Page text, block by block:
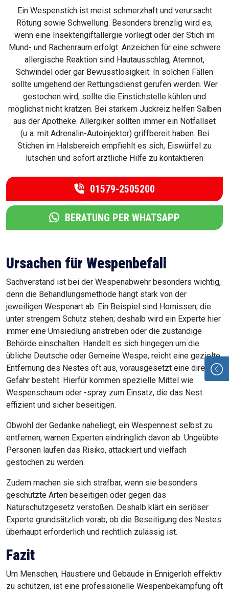
Ein Wespenstich ist meist schmerzhaft und verursacht
Rötung sowie Schwellung. Besonders brenzlig wird es,
wenn eine Insektengiftallergie vorliegt oder der Stich im
Mund- und Rachenraum erfolgt. Anzeichen für eine schwere
allergische Reaktion sind Hautausschlag, Atemnot,
Schwindel oder gar Bewusstlosigkeit. In solchen Fällen
sollte umgehend der Rettungsdienst gerufen werden. Wer
gestochen wird, sollte die Einstichstelle kühlen und
möglichst nicht kratzen. Bei starkem Juckreiz helfen Salben
aus der Apotheke. Allergiker sollten immer ein Notfallset
(u. a. mit Adrenalin-Autoinjektor) griffbereit haben. Bei
Stichen im Halsbereich empfiehlt es sich, Eiswürfel zu
lutschen und sofort ärztliche Hilfe zu kontaktieren
01579-2505200
BERATUNG PER WHATSAPP
Ursachen für Wespenbefall
Sachverstand ist bei der Wespenabwehr besonders wichtig,
denn die Behandlungsmethode hängt stark von der
jeweiligen Wespenart ab. Ein Beispiel sind Hornissen, die
unter strengem Schutz stehen; deshalb wird ein Experte hier
immer eine Umsiedlung anstreben oder die zuständige
Behörde einschalten. Handelt es sich hingegen um die
übliche Deutsche oder Gemeine Wespe, reicht eine gezielte
Entfernung des Nestes oft aus, vorausgesetzt eine direkte
Gefahr besteht. Hierfür kommen spezielle Mittel wie
Wespenschaum oder -spray zum Einsatz, die das Nest
effizient und sicher beseitigen.
Obwohl der Gedanke naheliegt, ein Wespennest selbst zu
entfernen, warnen Experten eindringlich davon ab. Ungeübte
Personen laufen das Risiko, attackiert und vielfach
gestochen zu werden.
Zudem machen sie sich strafbar, wenn sie besonders
geschützte Arten beseitigen oder gegen das
Naturschutzgesetz verstoßen. Deshalb klärt ein seriöser
Experte grundsätzlich vorab, ob die Beseitigung des Nestes
überhaupt erforderlich und rechtlich zulässig ist.
Fazit
Um Menschen, Haustiere und Gebäude in Ennigerloh effektiv
zu schützen, ist eine professionelle Wespenbekämpfung oft